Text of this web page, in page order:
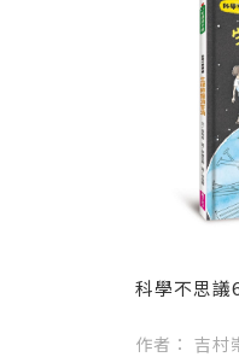
科學不思議
作者： 吉